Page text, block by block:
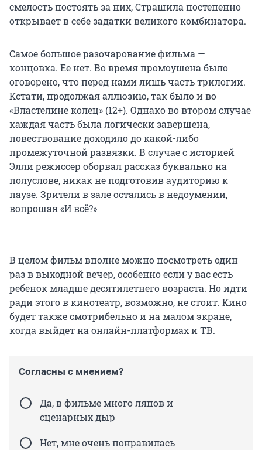
смелость постоять за них, Страшила постепенно
открывает в себе задатки великого комбинатора.
Самое большое разочарование фильма —
концовка. Ее нет. Во время промоушена было
оговорено, что перед нами лишь часть трилогии.
Кстати, продолжая аллюзию, так было и во
«Властелине колец» (12+). Однако во втором случае
каждая часть была логически завершена,
повествование доходило до какой-либо
промежуточной развязки. В случае с историей
Элли режиссер оборвал рассказ буквально на
полуслове, никак не подготовив аудиторию к
паузе. Зрители в зале остались в недоумении,
вопрошая «И всё?»
В целом фильм вполне можно посмотреть один
раз в выходной вечер, особенно если у вас есть
ребенок младше десятилетнего возраста. Но идти
ради этого в кинотеатр, возможно, не стоит. Кино
будет также смотрибельно и на малом экране,
когда выйдет на онлайн-платформах и ТВ.
Согласны с мнением?
Да, в фильме много ляпов и
сценарных дыр
Нет, мне очень понравилась